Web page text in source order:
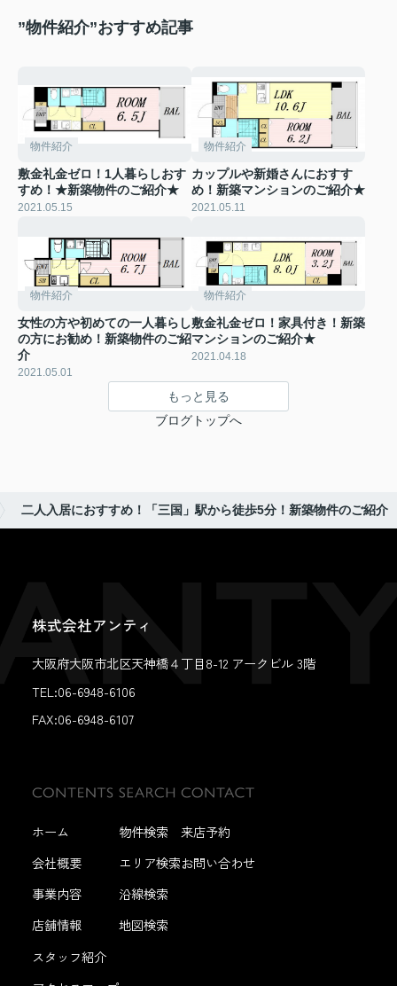
”物件紹介”おすすめ記事
物件紹介
敷金礼金ゼロ！1人暮らしおす
すめ！★新築物件のご紹介★
2021.05.15
物件紹介
カップルや新婚さんにおすす
め！新築マンションのご紹介★
2021.05.11
物件紹介
女性の方や初めての一人暮らし
の方にお勧め！新築物件のご紹
介
2021.05.01
物件紹介
敷金礼金ゼロ！家具付き！新築
マンションのご紹介★
2021.04.18
もっと見る
ブログトップへ
二人入居におすすめ！「三国」駅から徒歩5分！新築物件のご紹介
株式会社アンティ
大阪府大阪市北区天神橋４丁目8-12 アークビル 3階
TEL:06-6948-6106
FAX:06-6948-6107
ホーム
会社概要
事業内容
店舗情報
スタッフ紹介
物件検索
エリア検索
沿線検索
地図検索
来店予約
お問い合わせ